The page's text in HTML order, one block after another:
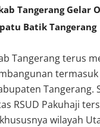
Tangerang Gelar
Batik Tangerang
Tangerang terus
Tangerang.
RSUD Pakuhaji
wilayah